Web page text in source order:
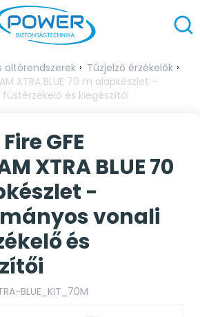
oltórendszerek
Tűzjelző érzékelők
XTRA BLUE 70 m alapkészlet -
és kiegészítői
GFE
XTRA BLUE 70
-
vonali
és
BLUE_KIT_70M